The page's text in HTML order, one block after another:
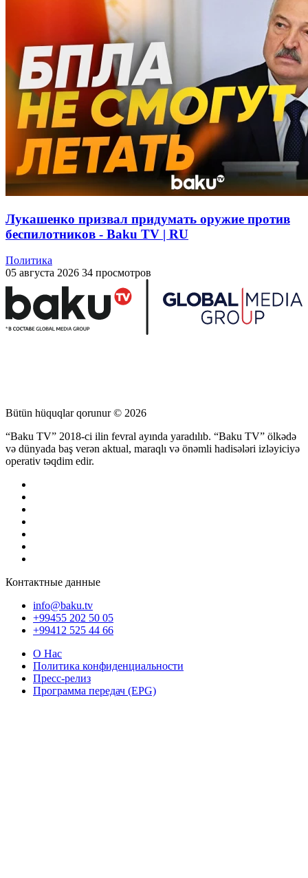
Лукашенко призвал придумать оружие против
беспилотников - Baku TV | RU
Политика
05 августа 2026 34 просмотров
Bütün hüquqlar qorunur © 2026
“Baku TV” 2018-ci ilin fevral ayında yaradılıb. “Baku TV” ölkədə
və dünyada baş verən aktual, maraqlı və önəmli hadisələri izləyiciyə
operativ təqdim edir.
Контактные данные
info@baku.tv
+99455 202 50 05
+99412 525 44 66
О Нас
Политика конфиденциальности
Пресс-релиз
Программа передач (EPG)